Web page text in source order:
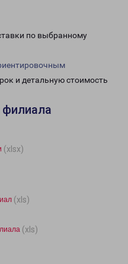
по выбранному
и детальную стоимость
(xlsx)
(xls)
(xls)